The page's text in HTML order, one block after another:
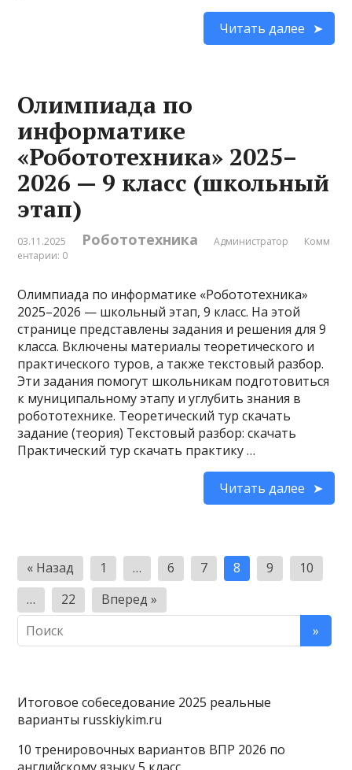
Читать далее
Олимпиада по
информатике
«Робототехника» 2025–
2026 — 9 класс (школьный
этап)
03.11.2025 Робототехника Администратор
Комм
ентарии: 0
Олимпиада по информатике «Робототехника»
2025–2026 — школьный этап, 9 класс. На этой
странице представлены задания и решения для 9
класса. Включены материалы теоретического и
практического туров, а также текстовый разбор.
Эти задания помогут школьникам подготовиться
к муниципальному этапу и углубить знания в
робототехнике. Теоретический тур скачать
задание (теория) Текстовый разбор: скачать
Практический тур скачать практику …
Читать далее
Пагинация
записей
« Назад 1 … 6 7 8 9
10
…
22 Вперед »
Итоговое собеседование 2025 реальные
варианты russkiykim.ru
10 тренировочных вариантов ВПР 2026 по